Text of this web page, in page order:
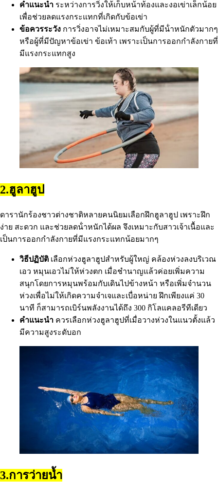
คําแนะนํา ระหว่างการวิ่งให้เก็บหน้าท้องและงอเข่าเล็กน้อย
เพื่อช่วยลดแรงกระแทกที่เกิดกับข้อเข่า
ข้อควรระวัง การวิ่งอาจไม่เหมาะสมกับผู้ที่มีน้ําหนักตัวมากๆ
หรือผู้ที่มีปัญหาข้อเข่า ข้อเท้า เพราะเป็นการออกกําลังกายที่
มีแรงกระแทกสูง
2.ฮูลาฮูป
ดารานักร้องชาวต่างชาติหลายคนนิยมเลือกฝึกฮูลาฮูป เพราะฝึก
ง่าย สะดวก และช่วยลดน้ําหนักได้ผล จึงเหมาะกับสาวเจ้าเนื้อและ
เป็นการออกกําลังกายที่มีแรงกระแทกน้อยมากๆ
วิธีปฏิบัติ เลือกห่วงฮูลาฮูปสําหรับผู้ใหญ่ คล้องห่วงลงบริเวณ
เอว หมุนเอวไม่ให้ห่วงตก เมื่อชํานาญแล้วค่อยเพิ่มความ
สนุกโดยการหมุนพร้อมกับเดินไปข้างหน้า หรือเพิ่มจํานวน
ห่วงเพื่อไม่ให้เกิดความจําเจและเบื่อหน่าย ฝึกเพียงแค่ 30
นาที ก็สามารถเบิร์นพลังงานได้ถึง 300 กิโลแคลอรีทีเดียว
คําแนะนํา ควรเลือกห่วงฮูลาฮูปที่เมื่อวางห่วงในแนวตั้งแล้ว
มีความสูงระดับอก
3.การว่ายน้ำ